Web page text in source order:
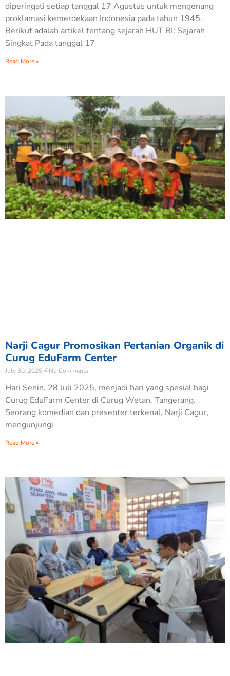
diperingati setiap tanggal 17 Agustus untuk mengenang
proklamasi kemerdekaan Indonesia pada tahun 1945.
Berikut adalah artikel tentang sejarah HUT RI: Sejarah
Singkat Pada tanggal 17
Read More »
Narji Cagur Promosikan Pertanian Organik di
Curug EduFarm Center
July 30, 2025 No Comments
Hari Senin, 28 Juli 2025, menjadi hari yang spesial bagi
Curug EduFarm Center di Curug Wetan, Tangerang.
Seorang komedian dan presenter terkenal, Narji Cagur,
mengunjungi
Read More »